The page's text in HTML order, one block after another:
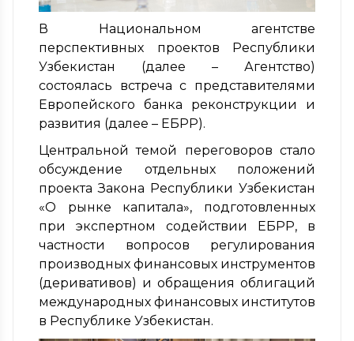
В Национальном агентстве
перспективных проектов Республики
Узбекистан (далее – Агентство)
состоялась встреча с представителями
Европейского банка реконструкции и
развития (далее – ЕБРР).
Центральной темой переговоров стало
обсуждение отдельных положений
проекта Закона Республики Узбекистан
«О рынке капитала», подготовленных
при экспертном содействии ЕБРР, в
частности вопросов регулирования
производных финансовых инструментов
(деривативов) и обращения облигаций
международных финансовых институтов
в Республике Узбекистан.